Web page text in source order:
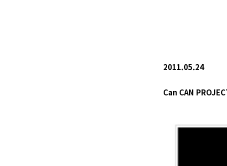
2011.05.24
Can CAN